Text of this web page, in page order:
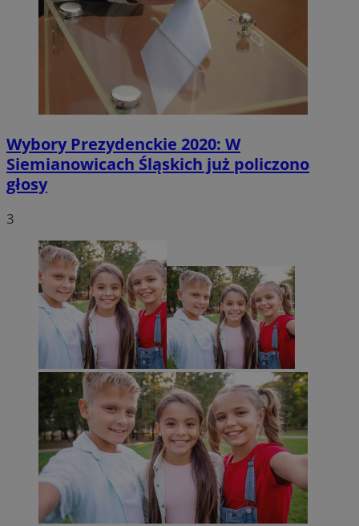
Wybory Prezydenckie 2020: W
Siemianowicach Śląskich już policzono
głosy
3